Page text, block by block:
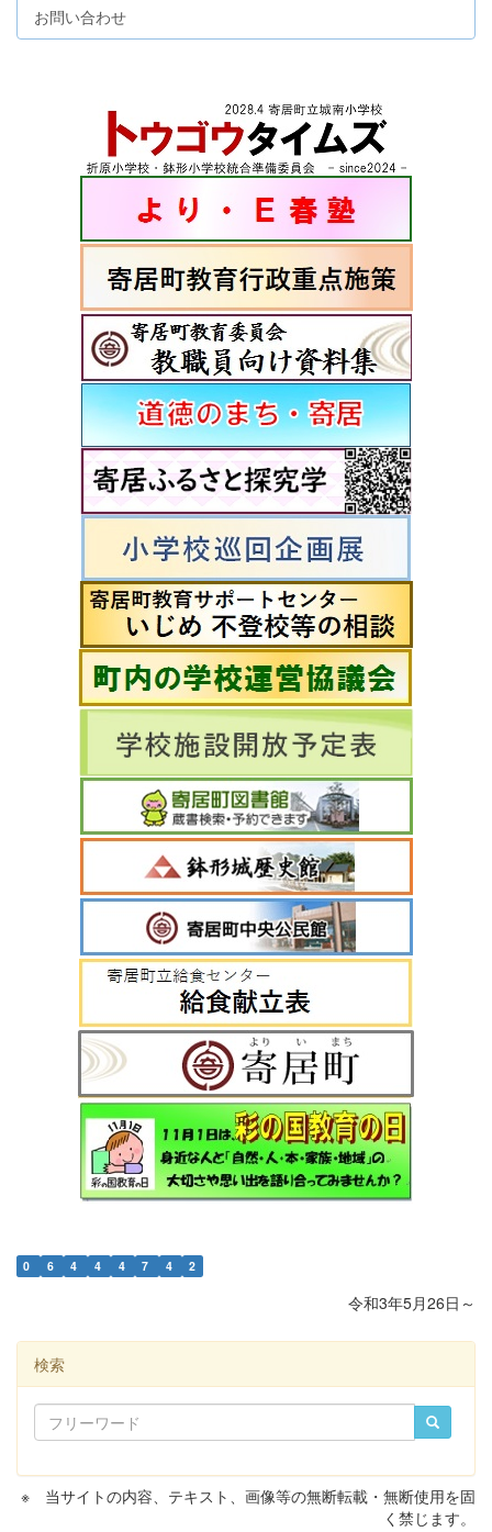
お問い合わせ
0 6 4 4 4 7 4 2
令和3年5月26日～
検索
※ 当サイトの内容、テキスト、画像等の無断転載・無断使用を固
く禁じます。